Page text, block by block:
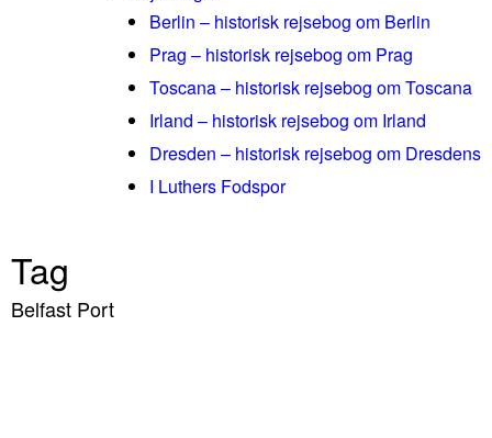
Berlin – historisk rejsebog om Berlin
Prag – historisk rejsebog om Prag
Toscana – historisk rejsebog om Toscana
Irland – historisk rejsebog om Irland
Dresden – historisk rejsebog om Dresdens
I Luthers Fodspor
Tag
Belfast Port